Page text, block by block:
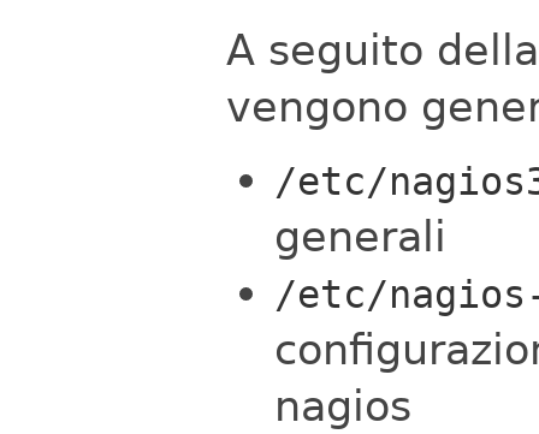
A seguito
vengono
/etc/
generali
/etc/
nagios